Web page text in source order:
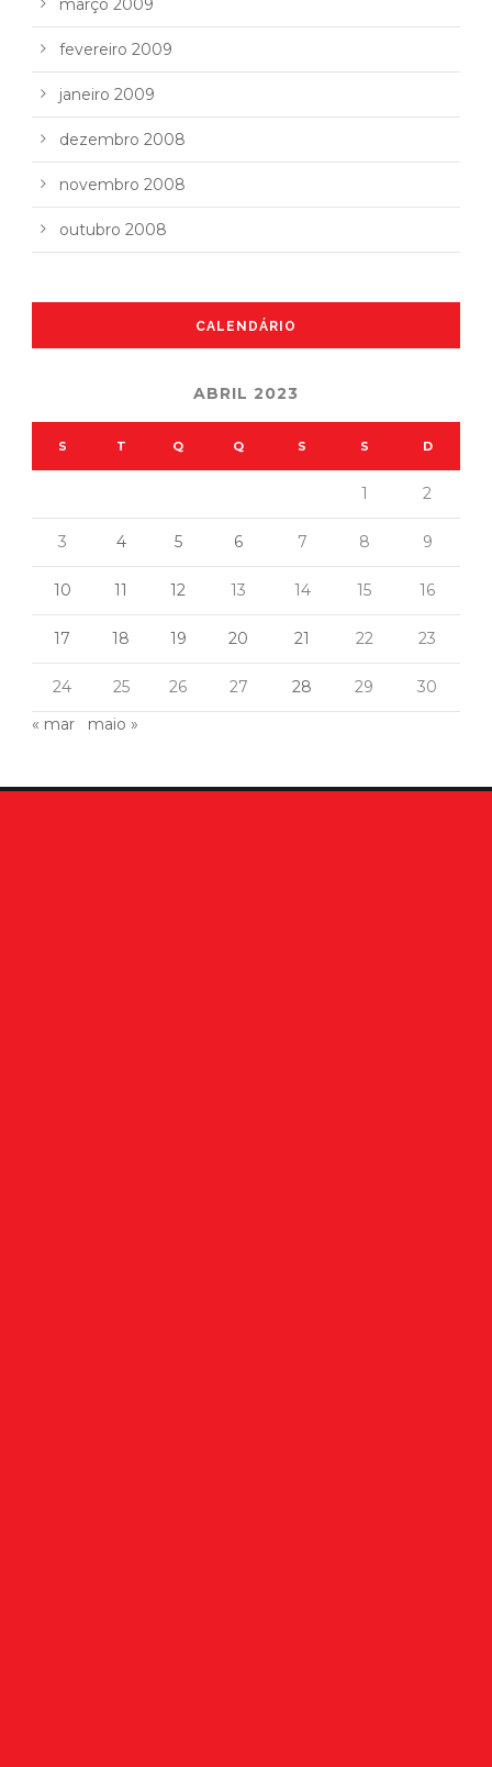
março 2009
fevereiro 2009
janeiro 2009
dezembro 2008
novembro 2008
outubro 2008
CALENDÁRIO
ABRIL 2023
S T Q Q S S D
1 2
3 4 5 6 7 8 9
10 11 12 13 14 15 16
17 18 19 20 21 22 23
24 25 26 27 28 29
30
« mar
maio »